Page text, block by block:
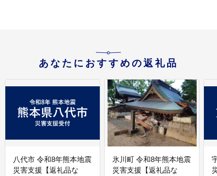
あなたにおすすめの返礼品
八代市 令和8年熊本地震
災害支援【返礼品な
氷川町 令和8年熊本地震
災害支援【返礼品な